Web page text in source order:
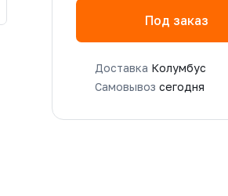
Под заказ
Доставка Колумбус
Самовывоз сегодня